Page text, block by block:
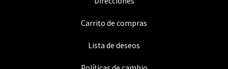
Carrito de compras
Lista de deseos